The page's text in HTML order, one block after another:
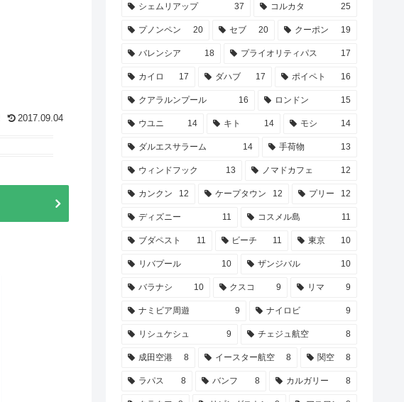
2017.09.04
シェムリアップ 37 コルカタ 25
プノンペン 20 セブ 20 クーポン 19
バレンシア 18 プライオリティパス 17
カイロ 17 ダハブ 17 ポイペト 16
クアラルンプール 16 ロンドン 15
ウユニ 14 キト 14 モシ 14
ダルエスサラーム 14 手荷物 13
ウィンドフック 13 ノマドカフェ 12
カンクン 12 ケープタウン 12 プリー 12
ディズニー 11 コスメル島 11
ブダペスト 11 ビーチ 11 東京 10
リバプール 10 ザンジバル 10
バラナシ 10 クスコ 9 リマ 9
ナミビア周遊 9 ナイロビ 9
リシュケシュ 9 チェジュ航空 8
成田空港 8 イースター航空 8 関空 8
ラパス 8 バンフ 8 カルガリー 8